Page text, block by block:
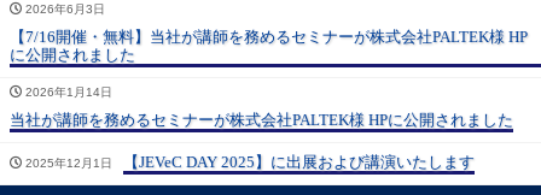
2026年6月3日
【7/16開催・無料】当社が講師を務めるセミナーが株式会社PALTEK様 HP
に公開されました
2026年1月14日
当社が講師を務めるセミナーが株式会社PALTEK様 HPに公開されました
2025年12月1日 【JEVeC DAY 2025】に出展および講演いたします